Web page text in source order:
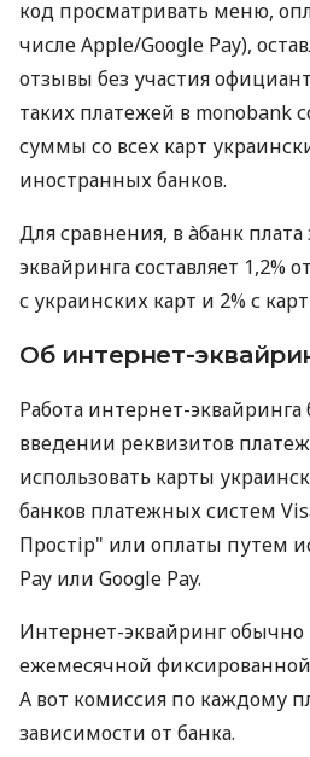
код просматривать меню,
числе Apple/Google Pay),
отзывы без участия
таких платежей в monobank
суммы со всех карт
иностранных банков.
Для сравнения, в àбанк плата
эквайринга составляет 1,2%
с украинских карт и 2% с
Об интернет-
Работа интернет-эквайринга
введении реквизитов
использовать карты
банков платежных систем
Простір" или оплаты путем
Pay или Google Pay.
Интернет-эквайринг обычно
ежемесячной
А вот комиссия по каждому
зависимости от банка.